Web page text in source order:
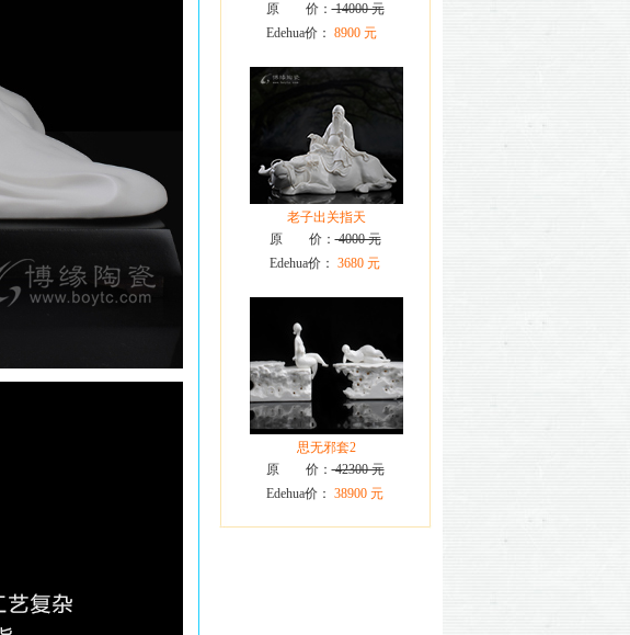
原 价：14000 元
Edehua价： 8900 元
老子出关指天
原 价：4000 元
Edehua价： 3680 元
思无邪套2
原 价：42300 元
Edehua价： 38900 元